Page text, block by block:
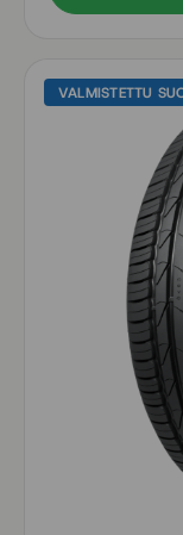
VALMISTETTU